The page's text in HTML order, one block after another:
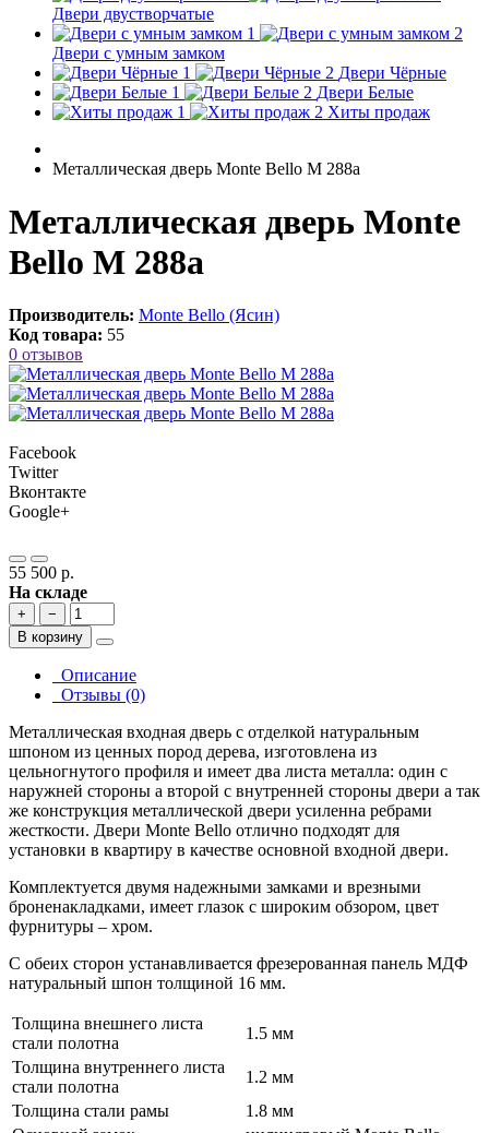
Двери двустворчатые
Двери с умным замком
Двери Чёрные
Двери Белые
Хиты продаж
Металлическая дверь Monte Bello M 288a
Металлическая дверь Monte
Bello M 288a
Производитель: Monte Bello (Ясин)
Код товара: 55
0 отзывов
Facebook
Twitter
Вконтакте
Google+
55 500 р.
На складе
+
−
В корзину
Описание
Отзывы (0)
Металлическая входная дверь с отделкой натуральным
шпоном из ценных пород дерева, изготовлена из
цельногнутого профиля и имеет два листа металла: один с
наружней стороны а второй с внутренней стороны двери а так
же конструкция металлической двери усиленна ребрами
жесткости. Двери Monte Bello отлично подходят для
установки в квартиру в качестве основной входной двери.
Комплектуется двумя надежными замками и врезными
броненакладками, имеет глазок c широким обзором, цвет
фурнитуры – хром.
С обеих сторон устанавливается фрезерованная панель МДФ
натуральный шпон толщиной 16 мм.
Толщина внешнего листа
стали полотна
1.5 мм
Толщина внутреннего листа
стали полотна
1.2 мм
Толщина стали рамы
1.8 мм